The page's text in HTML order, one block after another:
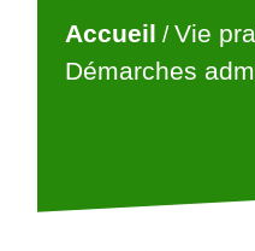
Accueil /Vie
Démarches